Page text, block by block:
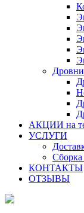
АКЦИИ на
УСЛУГИ
Сборка
КОНТАКТЫ
ОТЗЫВЫ